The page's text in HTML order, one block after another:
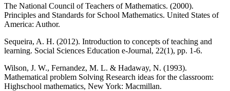
The National Council of Teachers of Mathematics. (2000).
Principles and Standards for School Mathematics. United States of
America: Author.
Sequeira, A. H. (2012). Introduction to concepts of teaching and
learning. Social Sciences Education e-Journal, 22(1), pp. 1-6.
Wilson, J. W., Fernandez, M. L. & Hadaway, N. (1993).
Mathematical problem Solving Research ideas for the classroom:
Highschool mathematics, New York: Macmillan.